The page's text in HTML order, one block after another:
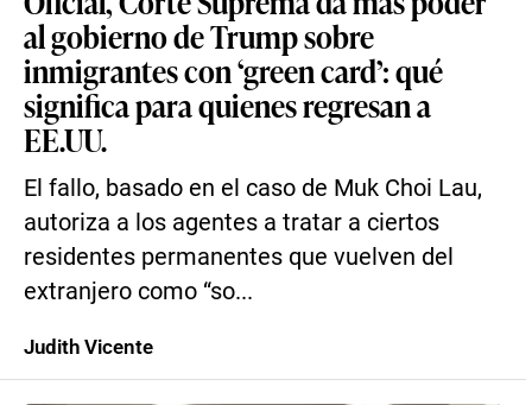
al gobierno de Trump sobre
inmigrantes con ‘green card’: qué
significa para quienes regresan a
EE.UU.
El fallo, basado en el caso de Muk Choi Lau,
autoriza a los agentes a tratar a ciertos
residentes permanentes que vuelven del
extranjero como “so...
Judith Vicente